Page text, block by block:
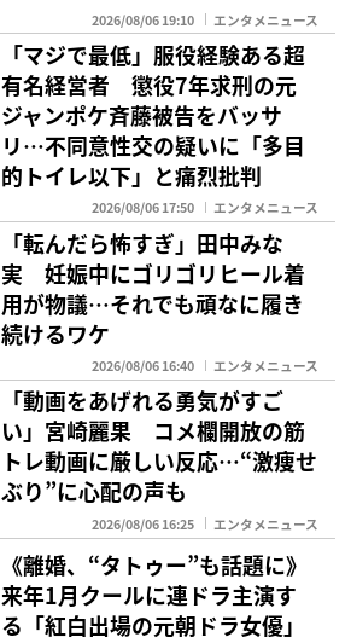
2026/08/06 19:10 エンタメニュース
「マジで最低」服役経験ある超
有名経営者 懲役7年求刑の元
ジャンポケ斉藤被告をバッサ
リ…不同意性交の疑いに「多目
的トイレ以下」と痛烈批判
2026/08/06 17:50 エンタメニュース
「転んだら怖すぎ」田中みな
実 妊娠中にゴリゴリヒール着
用が物議…それでも頑なに履き
続けるワケ
2026/08/06 16:40 エンタメニュース
「動画をあげれる勇気がすご
い」宮崎麗果 コメ欄開放の筋
トレ動画に厳しい反応…“激痩せ
ぶり”に心配の声も
2026/08/06 16:25 エンタメニュース
《離婚、“タトゥー”も話題に》
来年1月クールに連ドラ主演す
る「紅白出場の元朝ドラ女優」